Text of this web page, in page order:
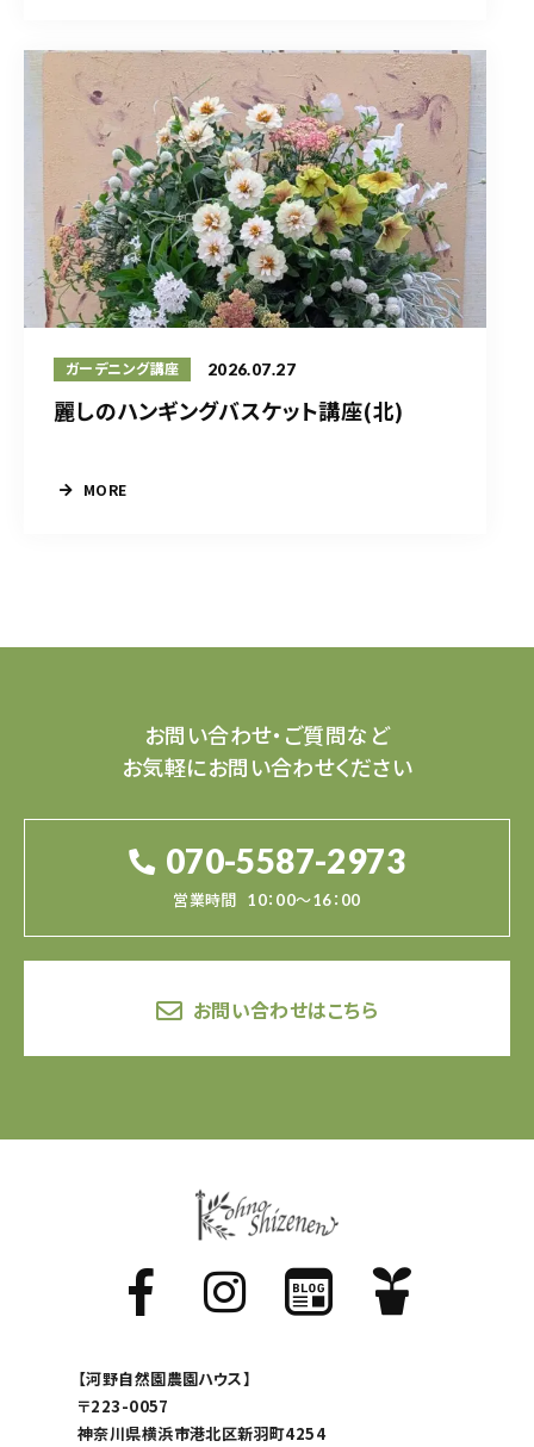
ガーデニング講座 2026.07.27
麗しのハンギングバスケット講座(北)
MORE
お問い合わせ・ご質問など
お気軽にお問い合わせください
070-5587-2973
営業時間 10：00～16：00
お問い合わせはこちら
【河野自然園農園ハウス】
〒223-0057
神奈川県横浜市港北区新羽町4254